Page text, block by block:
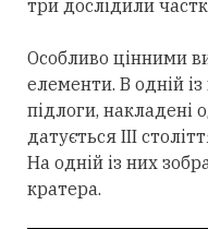
три дослідили
Особливо цінними
елементи. В одній
підлоги, накладені
датується III
На одній із них
кратера.